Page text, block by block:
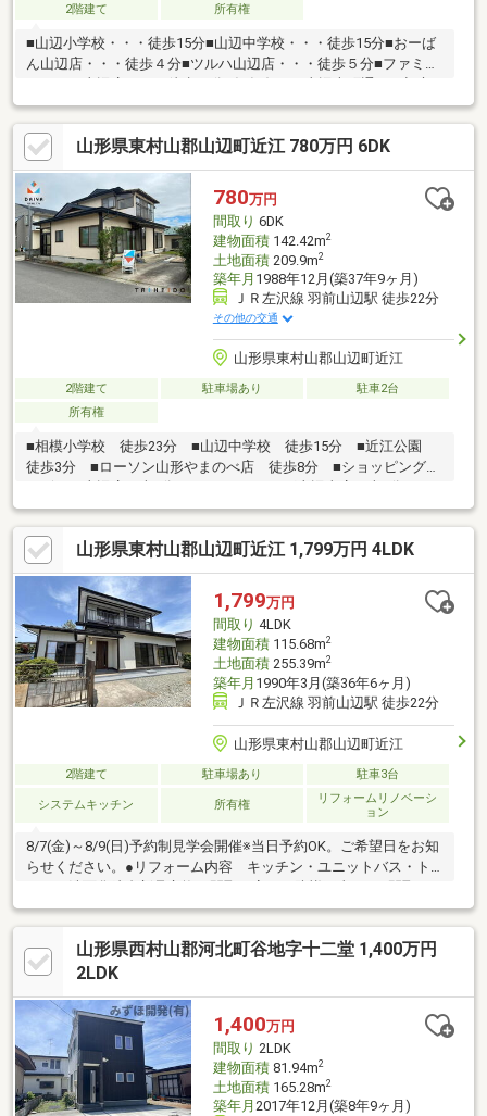
2階建て 所有権
■山辺小学校・・・徒歩15分■山辺中学校・・・徒歩15分■おーば
ん山辺店・・・徒歩４分■ツルハ山辺店・・・徒歩５分■ファミリ
ーマート山辺店・・・徒歩20分■毎年冬には山辺本町通りで初市
が行われます
山形県東村山郡山辺町近江 780万円 6DK
780万円
間取り 6DK
建物面積142.42m2
土地面積209.9m2
築年月 1988年12月(築37年9ヶ月)
ＪＲ左沢線 羽前山辺駅 徒歩22分
その他の交通
山形県東村山郡山辺町近江
2階建て 駐車場あり
駐車2台
所有権
■相模小学校 徒歩23分 ■山辺中学校 徒歩15分 ■近江公園
徒歩3分 ■ローソン山形やまのべ店 徒歩8分 ■ショッピングプ
山形県東村山郡山辺町近江 1,799万円 4LDK
1,799万円
間取り 4LDK
建物面積115.68m2
土地面積255.39m2
築年月 1990年3月(築36年6ヶ月)
ＪＲ左沢線 羽前山辺駅 徒歩22分
山形県東村山郡山辺町近江
2階建て 駐車場あり 駐車3台
システムキッチン 所有権
リフォームリノベーシ
ョン
8/7(金)～8/9(日)予約制見学会開催※当日予約OK。ご希望日をお知
らせください。●リフォーム内容 キッチン・ユニットバス・ト
イレ・洗面化粧台新品交換、間取り変更、防蟻工事など●間取
り・駐車場・庭・4LDK・駐車場拡張工事で普通車2台、軽自動車
１台駐車可能です。●周辺施設ローソン山形やまのべ店様まで約
400ｍ(徒歩約5分)。やまのべショッピングプラザベル様まで約
1800ｍ(徒歩約23分)。相模小学校まで2100ｍ(徒歩約27分)。山辺
自社売主
山形県西村山郡河北町谷地字十二堂 1,400万円
2LDK
1,400万円
間取り 2LDK
建物面積81.94m2
土地面積165.28m2
築年月 2017年12月(築8年9ヶ月)